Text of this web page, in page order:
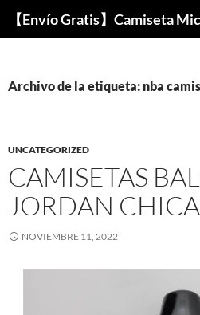
Buscar
Archivo de la etiqueta: nba
UNCATEGORIZED
CAMISETAS
JORDAN
NOVIEMBRE 11, 2022